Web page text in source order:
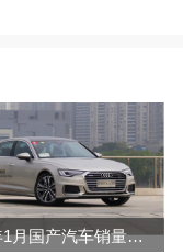
2024年1月国产汽车销量排行榜完整版名单(零售量